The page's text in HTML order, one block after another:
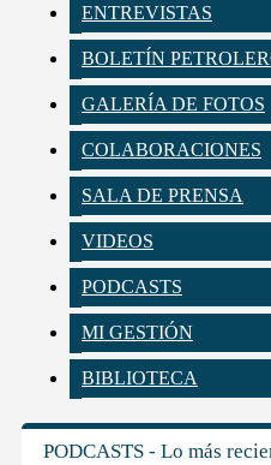
ENTREVISTAS
BOLETÍN
GALERÍA DE FOTOS
COLABORACIONES
SALA DE PRENSA
VIDEOS
PODCASTS
MI GESTIÓN
BIBLIOTECA
PODCASTS - Lo más